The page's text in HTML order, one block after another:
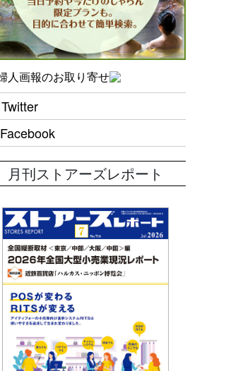
Twitter
Facebook
月刊ストアーズレポート